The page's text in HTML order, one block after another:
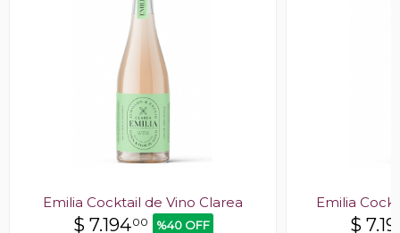
Emilia Cocktail de Vino Clarea
$ 7.19400 %40 OFF
Emilia
$